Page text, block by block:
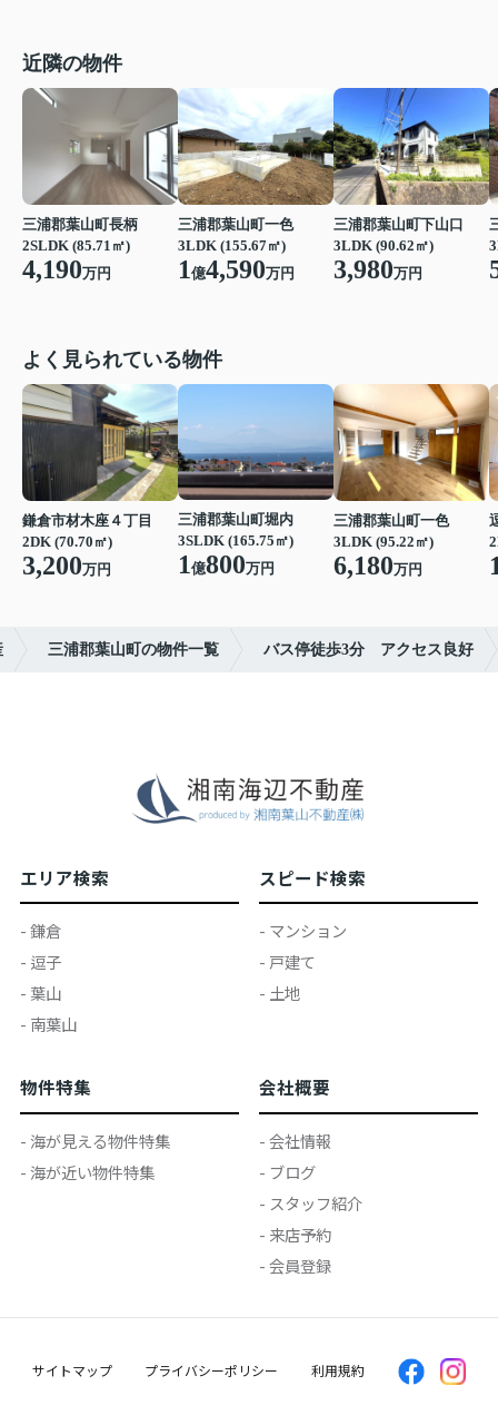
近隣の物件
三浦郡葉山町長柄
2SLDK (85.71㎡)
4,190万円
三浦郡葉山町一色
3LDK (155.67㎡)
1億4,590万円
三浦郡葉山町下山口
3LDK (90.62㎡)
3,980万円
よく見られている物件
鎌倉市材木座４丁目
2DK (70.70㎡)
3,200万円
三浦郡葉山町堀内
3SLDK (165.75㎡)
1億800万円
三浦郡葉山町一色
3LDK (95.22㎡)
6,180万円
三浦郡葉山町の物件一覧 バス停徒歩3分 アクセス良好
エリア検索
- 鎌倉
- 逗子
- 葉山
- 南葉山
スピード検索
- マンション
- 戸建て
- 土地
物件特集
- 海が見える物件特集
- 海が近い物件特集
会社概要
- 会社情報
- ブログ
- スタッフ紹介
- 来店予約
- 会員登録
サイトマップ プライバシーポリシー 利用規約